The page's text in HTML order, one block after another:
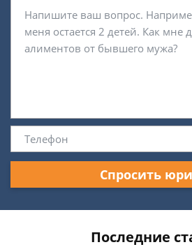
Спросить
Последние